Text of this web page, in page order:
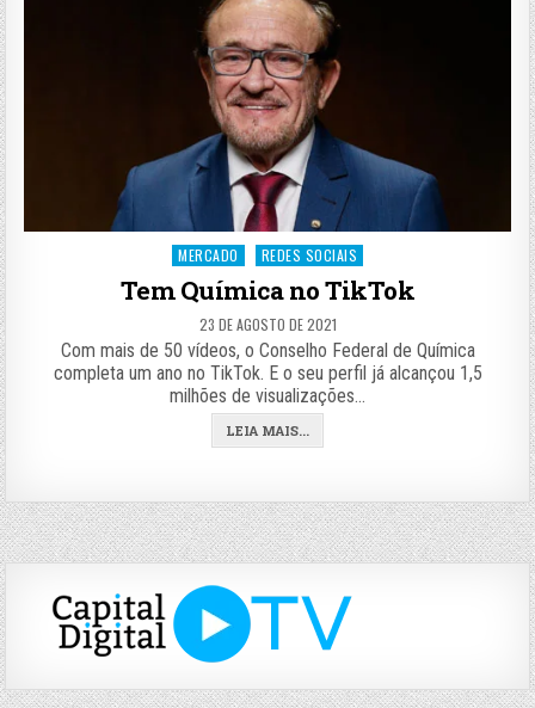
Posted
MERCADO REDES SOCIAIS
Tem Química no TikTok
23 DE AGOSTO DE 2021
Com mais de 50 vídeos, o Conselho Federal de Química
completa um ano no TikTok. E o seu perfil já alcançou 1,5
milhões de visualizações…
LEIA MAIS...